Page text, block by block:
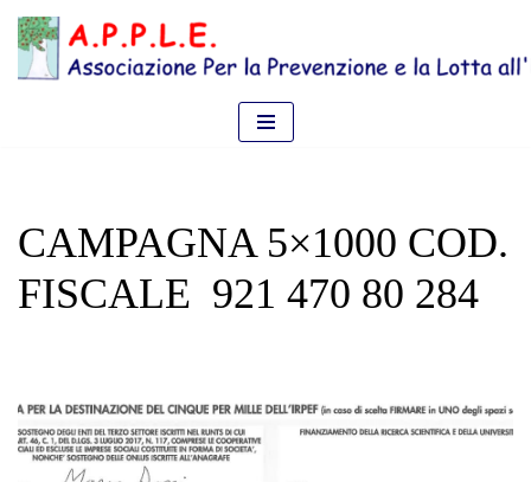
Vai
CAMPAGNA 5×1000 COD.
FISCALE 921 470 80 284